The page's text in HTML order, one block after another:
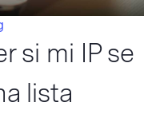
si mi IP se
lista